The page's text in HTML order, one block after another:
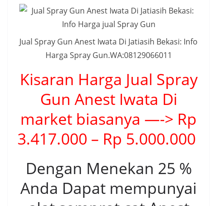
Jual Spray Gun Anest Iwata Di Jatiasih Bekasi: Info
Harga Spray Gun.WA:08129066011
Kisaran Harga Jual Spray
Gun Anest Iwata Di
market biasanya —-> Rp
3.417.000 – Rp 5.000.000
Dengan Menekan 25 %
Anda Dapat mempunyai